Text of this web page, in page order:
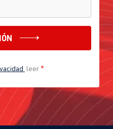
leer*